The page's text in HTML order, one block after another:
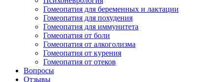
Гомеопатия для беременных и лактации
Гомеопатия для похудения
Гомеопатия для иммунитета
Гомеопатия от боли
Гомеопатия от алкоголизма
Гомеопатия от курения
Гомеопатия от отеков
Вопросы
Отзывы